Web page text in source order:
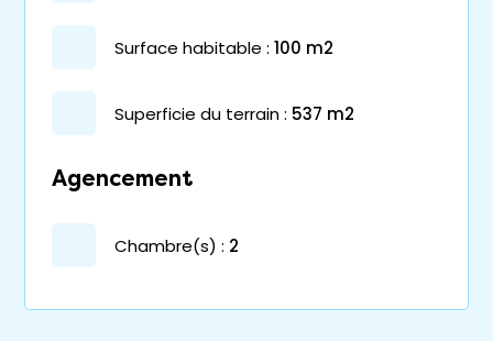
surface habitable : 100 m2
superficie du terrain : 537 m2
Agencement
chambre(s) : 2